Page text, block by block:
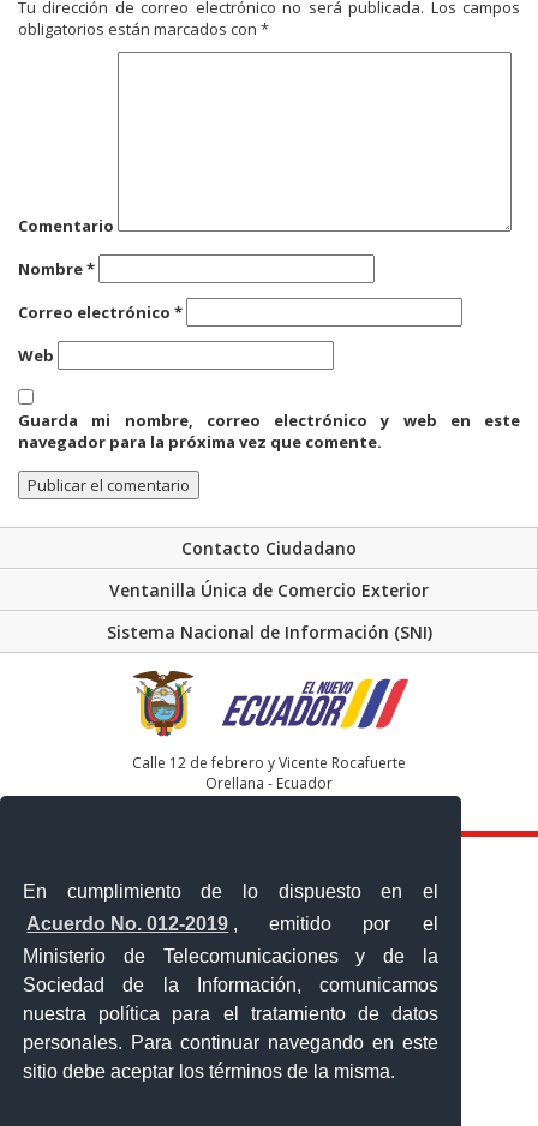
En cumplimiento de lo dispuesto en el
Acuerdo No. 012-2019 , emitido por el
Ministerio de Telecomunicaciones y de la
Sociedad de la Información, comunicamos
nuestra política para el tratamiento de datos
personales. Para continuar navegando en este
sitio debe aceptar los términos de la misma.
Tu dirección de correo electrónico no será publicada. Los campos
obligatorios están marcados con *
Comentario
Nombre*
Correo electrónico *
Web
Guarda mi nombre, correo electrónico y web en este
navegador para la próxima vez que comente.
Contacto Ciudadano
Ventanilla Única de Comercio Exterior
Sistema Nacional de Información (SNI)
Calle 12 de febrero y Vicente Rocafuerte
Orellana - Ecuador